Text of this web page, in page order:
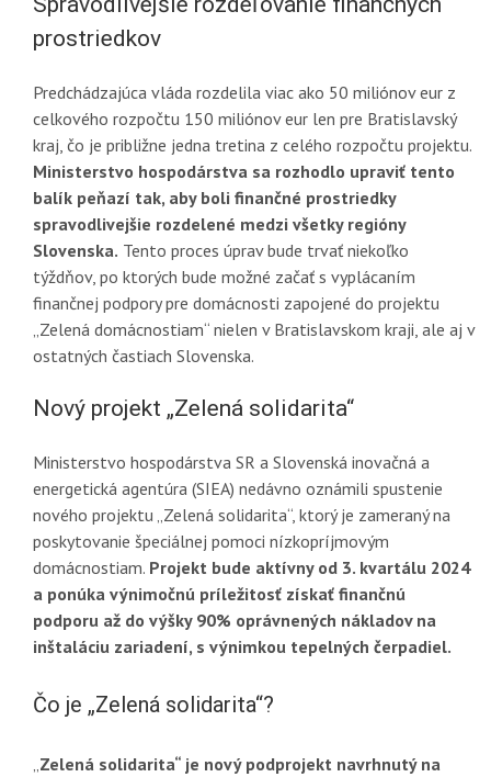
prostriedkov
Predchádzajúca vláda rozdelila viac ako 50 miliónov eur z
celkového rozpočtu 150 miliónov eur len pre Bratislavský
kraj, čo je približne jedna tretina z celého rozpočtu projektu.
Ministerstvo hospodárstva sa rozhodlo upraviť tento
balík peňazí tak, aby boli finančné prostriedky
spravodlivejšie rozdelené medzi všetky regióny
Slovenska. Tento proces úprav bude trvať niekoľko
týždňov, po ktorých bude možné začať s vyplácaním
finančnej podpory pre domácnosti zapojené do projektu
„Zelená domácnostiam“ nielen v Bratislavskom kraji, ale aj v
ostatných častiach Slovenska.
Nový projekt „Zelená solidarita“
Ministerstvo hospodárstva SR a Slovenská inovačná a
energetická agentúra (SIEA) nedávno oznámili spustenie
nového projektu „Zelená solidarita“, ktorý je zameraný na
poskytovanie špeciálnej pomoci nízkopríjmovým
domácnostiam. Projekt bude aktívny od 3. kvartálu 2024
a ponúka výnimočnú príležitosť získať finančnú
podporu až do výšky 90% oprávnených nákladov na
inštaláciu zariadení, s výnimkou tepelných čerpadiel.
Čo je „Zelená solidarita“?
Zelená solidarita“ je nový podprojekt navrhnutý na